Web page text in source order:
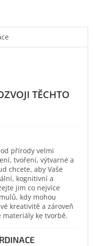
přírody velmi
tvoření, výtvarné a
chcete, aby Vaše
kognitivní a
jim co nejvíce
kdy mohou
kreativitě a zároveň
ke tvorbě.